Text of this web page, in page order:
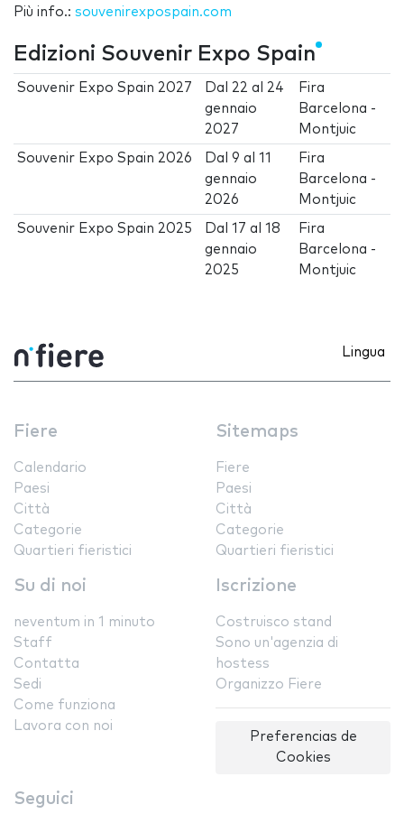
Più info.: souvenirexpospain.com
Edizioni Souvenir Expo Spain
Souvenir Expo Spain 2027 Dal 22 al 24
gennaio
2027
Fira
Barcelona -
Montjuic
Souvenir Expo Spain 2026 Dal9 al11
gennaio
2026
Fira
Barcelona -
Montjuic
Souvenir Expo Spain 2025 Dal17 al18
gennaio
2025
Fira
Barcelona -
Montjuic
Lingua
Fiere
Calendario
Paesi
Città
Categorie
Quartieri fieristici
Sitemaps
Fiere
Paesi
Città
Categorie
Quartieri fieristici
Su di noi
neventum in 1 minuto
Staff
Contatta
Sedi
Come funziona
Lavora con noi
Iscrizione
Costruisco stand
Sono un'agenzia di
hostess
Organizzo Fiere
Preferencias de
Cookies
Seguici